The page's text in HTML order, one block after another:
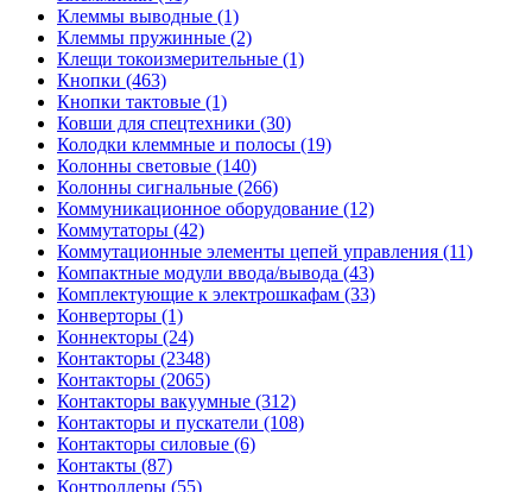
Клеммы выводные (1)
Клеммы пружинные (2)
Клещи токоизмерительные (1)
Кнопки (463)
Кнопки тактовые (1)
Ковши для спецтехники (30)
Колодки клеммные и полосы (19)
Колонны световые (140)
Колонны сигнальные (266)
Коммуникационное оборудование (12)
Коммутаторы (42)
Коммутационные элементы цепей управления (11)
Компактные модули ввода/вывода (43)
Комплектующие к электрошкафам (33)
Конверторы (1)
Коннекторы (24)
Контакторы (2348)
Контакторы (2065)
Контакторы вакуумные (312)
Контакторы и пускатели (108)
Контакторы силовые (6)
Контакты (87)
Контроллеры (55)